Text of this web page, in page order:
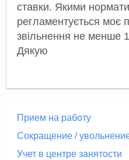
ставки. Якими
регламентується моє
звільнення не менше
Дякую
Прием на работу
Сокращение /
Учет в центре занятости